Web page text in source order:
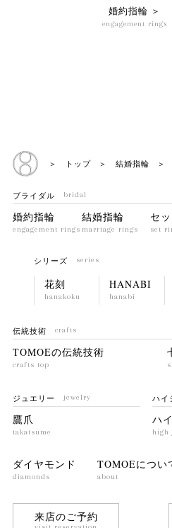
婚約指輪 ＞
engagement rings
＞ トップ ＞ 結婚指輪 ＞
ブライダル bridal
婚約指輪
engagement rings
結婚指輪
marriage rings
セ
set
シリーズ series
花刻
hanakoku
HANABI
hanabi
伝統技術 crafts
TOMOEの伝統技術
crafts top
ジュエリー jewelry
鷹爪
takatsume
ハイ
ハ
high
ダイヤモンド
diamonds
TOMOEについ
about
来店のご予約